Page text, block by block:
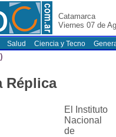
Catamarca
Viernes 07 de
Salud Ciencia y Tecno
Réplica
El Instituto
Nacional
de